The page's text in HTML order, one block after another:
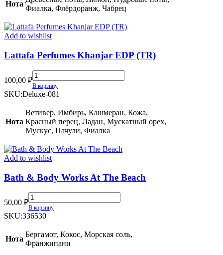
Le
(2024)
quantity
Нота
Фиалка, Флёрдоранж, Чабрец
Add to wishlist
Lattafa Perfumes Khanjar EDP (TR)
100,00 ₽
Lattafa
Perfumes
Khanjar
(TR)
quantity
В корзину
SKU:Deluxe-081
Нота
Ветивер, Имбирь, Кашмеран, Кожа,
Красный перец, Ладан, Мускатный орех,
Мускус, Пачули, Фиалка
Add to wishlist
Bath & Body Works At The Beach
50,00 ₽
Bath
&
Body
At
The
Beach
В корзину
SKU:336530
Нота
Бергамот, Кокос, Морская соль,
Франжипани